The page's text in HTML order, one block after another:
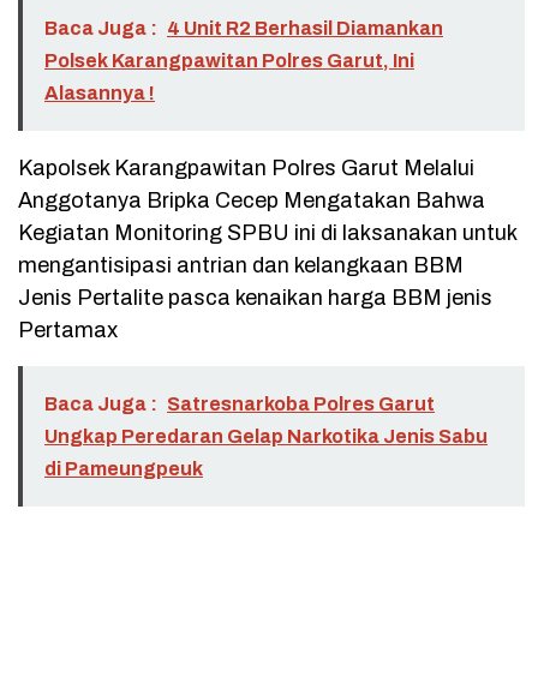
Baca Juga : 4 Unit R2 Berhasil Diamankan
Polsek Karangpawitan Polres Garut, Ini
Alasannya !
Kapolsek Karangpawitan Polres Garut Melalui
Anggotanya Bripka Cecep Mengatakan Bahwa
Kegiatan Monitoring SPBU ini di laksanakan untuk
mengantisipasi antrian dan kelangkaan BBM
Jenis Pertalite pasca kenaikan harga BBM jenis
Pertamax
Baca Juga : Satresnarkoba Polres Garut
Ungkap Peredaran Gelap Narkotika Jenis Sabu
di Pameungpeuk